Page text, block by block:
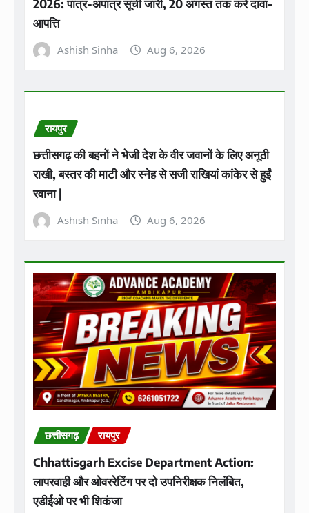
2026: पात्र-अपात्र सूची जारी, 20 अगस्त तक करें दावा-
आपत्ति
Ashish Sinha Aug 6, 2026
रायपुर
छत्तीसगढ़ की बहनों ने भेजी देश के वीर जवानों के लिए अनूठी
राखी, बस्तर की माटी और स्नेह से सजी राखियां कांकेर से हुईं
रवाना |
Ashish Sinha Aug 6, 2026
छत्तीसगढ़ रायपुर
Chhattisgarh Excise Department Action:
लापरवाही और ओवररेटिंग पर दो उपनिरीक्षक निलंबित,
एडीईओ पर भी शिकंजा